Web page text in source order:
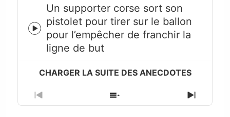
Episode
play
icon
Un supporter corse sort son
pistolet pour tirer sur le ballon
pour l’empêcher de franchir la
ligne de but
Previous
Episode
Show
Episodes
Next
Episode